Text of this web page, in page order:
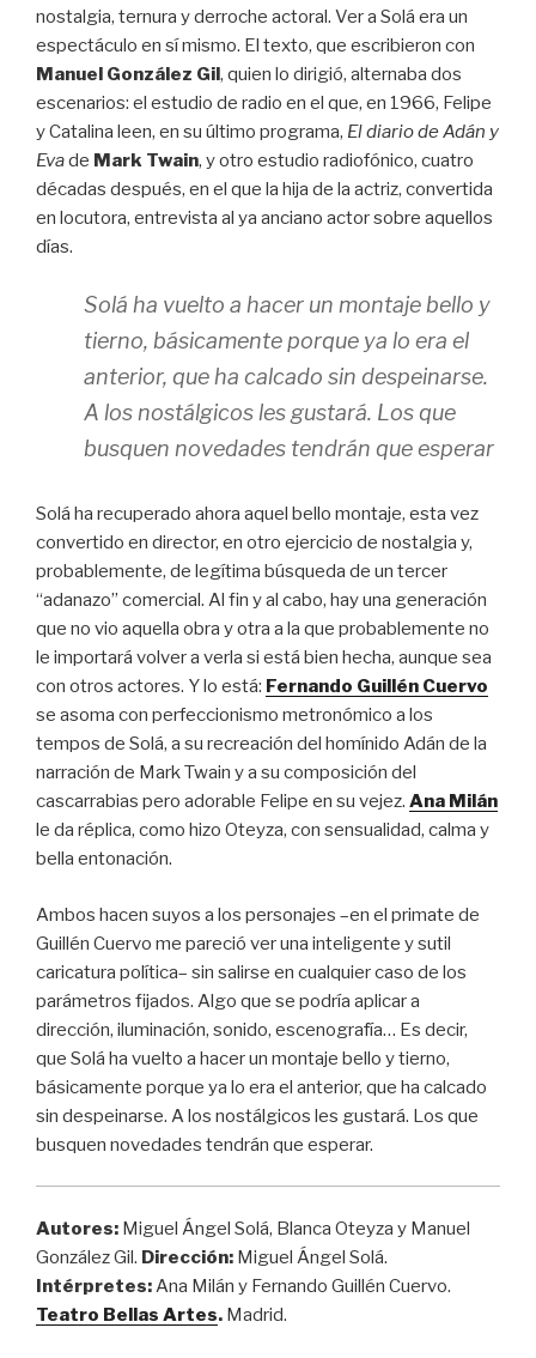
nostalgia, ternura y derroche actoral. Ver a Solá era un
espectáculo en sí mismo. El texto, que escribieron con
Manuel González Gil, quien lo dirigió, alternaba dos
escenarios: el estudio de radio en el que, en 1966, Felipe
y Catalina leen, en su último programa, El diario de Adán y
Evade Mark Twain, y otro estudio radiofónico, cuatro
décadas después, en el que la hija de la actriz, convertida
en locutora, entrevista al ya anciano actor sobre aquellos
días.
Solá ha vuelto a hacer un montaje bello y
tierno, básicamente porque ya lo era el
anterior, que ha calcado sin despeinarse.
A los nostálgicos les gustará. Los que
busquen novedades tendrán que esperar
Solá ha recuperado ahora aquel bello montaje, esta vez
convertido en director, en otro ejercicio de nostalgia y,
probablemente, de legítima búsqueda de un tercer
“adanazo” comercial. Al fin y al cabo, hay una generación
que no vio aquella obra y otra a la que probablemente no
le importará volver a verla si está bien hecha, aunque sea
con otros actores. Y lo está: Fernando Guillén Cuervo
se asoma con perfeccionismo metronómico a los
tempos de Solá, a su recreación del homínido Adán de la
narración de Mark Twain y a su composición del
cascarrabias pero adorable Felipe en su vejez. Ana Milán
le da réplica, como hizo Oteyza, con sensualidad, calma y
bella entonación.
Ambos hacen suyos a los personajes –en el primate de
Guillén Cuervo me pareció ver una inteligente y sutil
caricatura política– sin salirse en cualquier caso de los
parámetros fijados. Algo que se podría aplicar a
dirección, iluminación, sonido, escenografía… Es decir,
que Solá ha vuelto a hacer un montaje bello y tierno,
básicamente porque ya lo era el anterior, que ha calcado
sin despeinarse. A los nostálgicos les gustará. Los que
busquen novedades tendrán que esperar.
Autores: Miguel Ángel Solá, Blanca Oteyza y Manuel
González Gil. Dirección: Miguel Ángel Solá.
Intérpretes: Ana Milán y Fernando Guillén Cuervo.
Teatro Bellas Artes. Madrid.